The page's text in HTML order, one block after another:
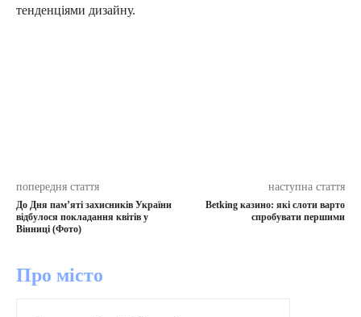
тенденціями дизайну.
попередня стаття
До Дня пам’яті захисників України
відбулося покладання квітів у
Вінниці (Фото)
наступна стаття
Betking казино: які слоти варто
спробувати першими
Про місто